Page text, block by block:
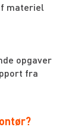
materiel
opgaver
fra